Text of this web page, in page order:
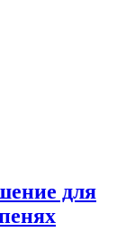
для